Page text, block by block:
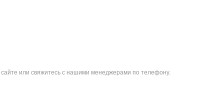
или свяжитесь с нашими менеджерами по телефону.